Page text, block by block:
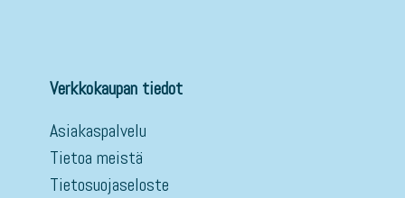
Verkkokaupan tiedot
Asiakaspalvelu
Tietoa meistä
Tietosuojaseloste